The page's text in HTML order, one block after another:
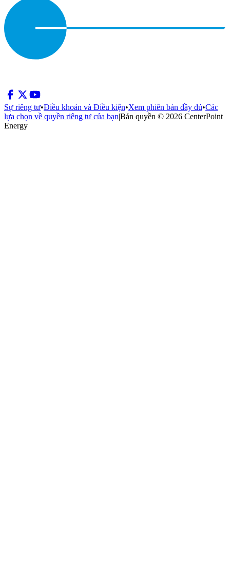
Sự riêng tư•Điều khoản và Điều kiện•Xem phiên bản đầy đủ•Các
lựa chọn về quyền riêng tư của bạn|Bản quyền © 2026 CenterPoint
Energy